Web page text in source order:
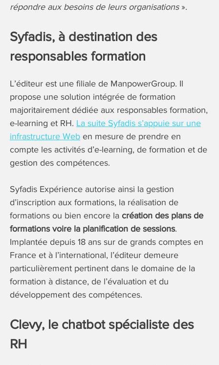
répondre aux besoins de leurs organisations».
Syfadis, à destination des
responsables formation
L’éditeur est une filiale de ManpowerGroup. Il
propose une solution intégrée de formation
majoritairement dédiée aux responsables formation,
e-learning et RH. La suite Syfadis s’appuie sur une
infrastructure Web en mesure de prendre en
compte les activités d’e-learning, de formation et de
gestion des compétences.
Syfadis Expérience autorise ainsi la gestion
d’inscription aux formations, la réalisation de
formations ou bien encore la création des plans de
formations voire la planification de sessions.
Implantée depuis 18 ans sur de grands comptes en
France et à l’international, l’éditeur demeure
particulièrement pertinent dans le domaine de la
formation à distance, de l’évaluation et du
développement des compétences.
Clevy, le chatbot spécialiste des
RH